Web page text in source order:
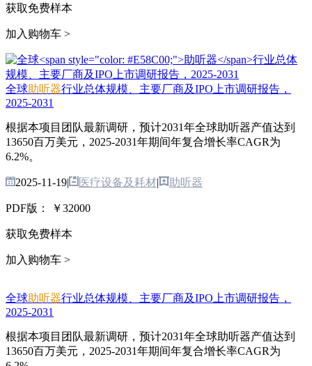
获取免费样本
加入购物车 >
全球助听器行业总体规模、主要厂商及IPO上市调研报告，
2025-2031
根据本项目团队最新调研，预计2031年全球助听器产值达到
13650百万美元，2025-2031年期间年复合增长率CAGR为
6.2%。
2025-11-19| 医疗设备及耗材| 助听器
PDF版： ￥32000
获取免费样本
加入购物车 >
全球助听器行业总体规模、主要厂商及IPO上市调研报告，
2025-2031
根据本项目团队最新调研，预计2031年全球助听器产值达到
13650百万美元，2025-2031年期间年复合增长率CAGR为